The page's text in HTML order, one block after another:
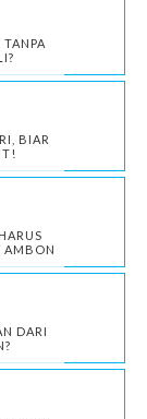
BIAR
AMBON
DARI